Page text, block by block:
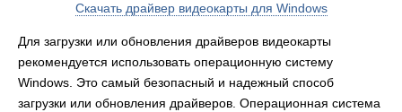
Скачать драйвер видеокарты для Windows
Для загрузки или обновления драйверов видеокарты
рекомендуется использовать операционную систему
Windows. Это самый безопасный и надежный способ
загрузки или обновления драйверов. Операционная система